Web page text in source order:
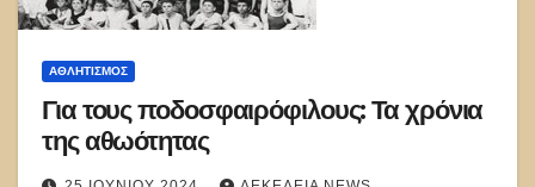
ΑΘΛΗΤΙΣΜΌΣ
Για τους ποδοσφαιρόφιλους: Τα χρόνια
της αθωότητας